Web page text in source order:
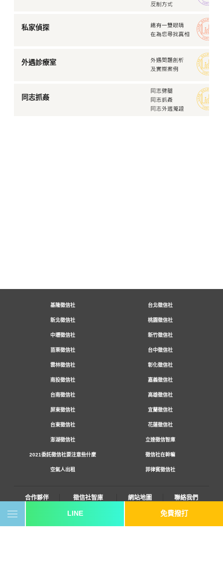
私家偵探
外遇診療室
同志抓姦
LINE 免費撥打
基隆徵信社 台北徵信社
新北徵信社 桃園徵信社
中壢徵信社 新竹徵信社
苗栗徵信社 台中徵信社
雲林徵信社 彰化徵信社
南投徵信社 嘉義徵信社
台南徵信社 高雄徵信社
屏東徵信社 宜蘭徵信社
台東徵信社 花蓮徵信社
澎湖徵信社 立達徵信智庫
2021委託徵信社要注意些什麼 徵信社在幹嘛
空氣人出租 菲律賓徵信社
合作夥伴 徵信社智庫 網站地圖 聯絡我們